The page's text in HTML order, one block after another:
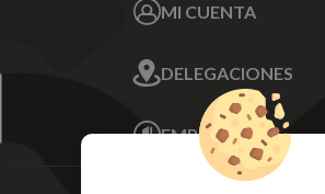
Sobre nosotros
MI CUENTA
Mis Direcciones
Mis Pedidos
Mis favoritos
FAQ's
DELEGACIONES
Écija - Sevilla
Av. Plaza de Toros.
Local 3
EMPRESA
Aviso Legal